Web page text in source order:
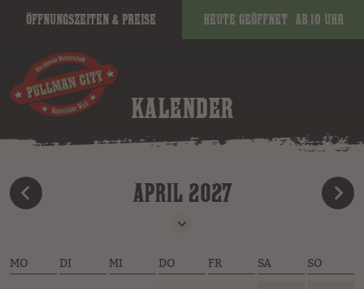
Öffnungszeiten & Preise Heute geöffnet ab 10 Uhr
KALENDER
APRIL 2027
MO DI MI DO FR SA SO